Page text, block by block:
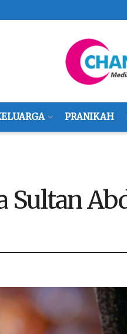
PRANIKAH
Sultan